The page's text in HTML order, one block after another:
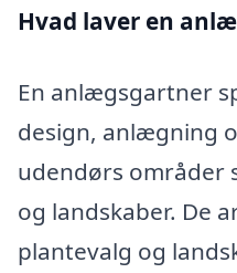
Hvad laver en
En anlægsgartner
design, anlægning
udendørs områder
og landskaber. De
plantevalg og